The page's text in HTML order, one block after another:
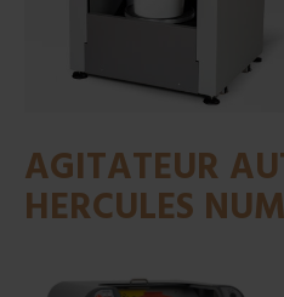
AGITATEUR
HERCULES